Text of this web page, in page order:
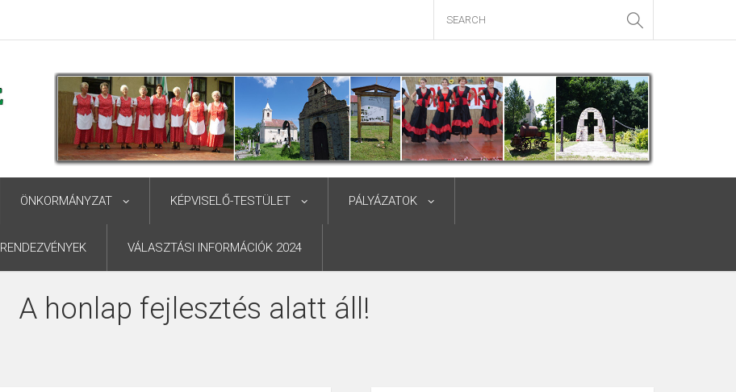
ÖNKORMÁNYZAT KÉPVISELŐ-TESTÜLET PÁLYÁZATOK
RENDEZVÉNYEK VÁLASZTÁSI INFORMÁCIÓK 2024
A honlap fejlesztés alatt áll!